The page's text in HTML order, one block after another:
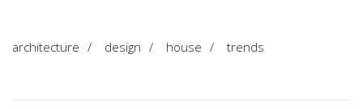
architecture / design / house / trends